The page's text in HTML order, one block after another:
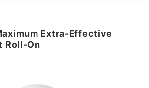
Extra-Effective
Roll-On